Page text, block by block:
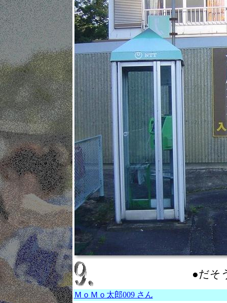
●だそ
ＭｏＭｏ太郎009 さん